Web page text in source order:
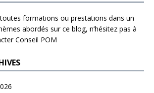
formations ou prestations dans un
abordés sur ce blog, n’hésitez pas à
Conseil POM